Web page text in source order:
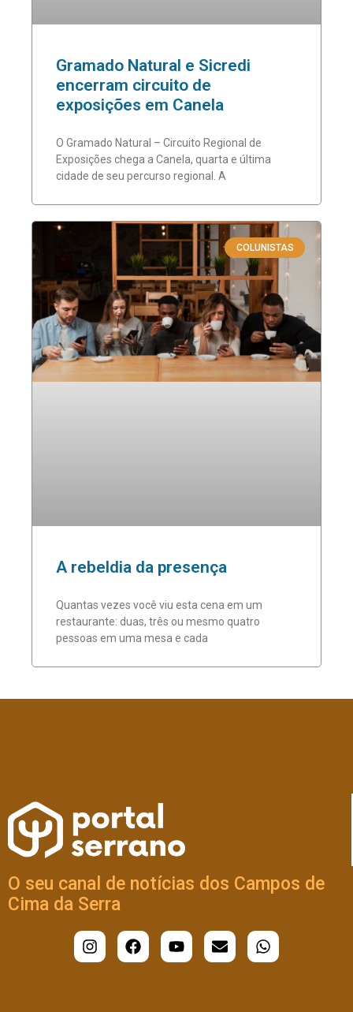
Gramado Natural e Sicredi
encerram circuito de
exposições em Canela
O Gramado Natural – Circuito Regional de
Exposições chega a Canela, quarta e última
cidade de seu percurso regional. A
COLUNISTAS
A rebeldia da presença
Quantas vezes você viu esta cena em um
restaurante: duas, três ou mesmo quatro
pessoas em uma mesa e cada
O seu canal de notícias dos Campos de
Cima da Serra